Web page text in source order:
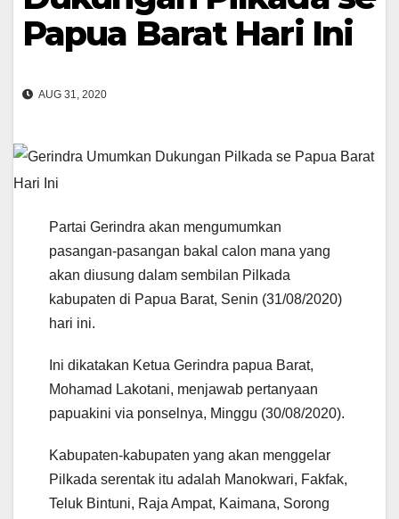
Papua Barat Hari Ini
AUG 31, 2020
Partai Gerindra akan mengumumkan
pasangan-pasangan bakal calon mana yang
akan diusung dalam sembilan Pilkada
kabupaten di Papua Barat, Senin (31/08/2020)
hari ini.
Ini dikatakan Ketua Gerindra papua Barat,
Mohamad Lakotani, menjawab pertanyaan
papuakini via ponselnya, Minggu (30/08/2020).
Kabupaten-kabupaten yang akan menggelar
Pilkada serentak itu adalah Manokwari, Fakfak,
Teluk Bintuni, Raja Ampat, Kaimana, Sorong